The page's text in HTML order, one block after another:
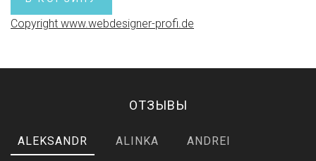
Copyright www.webdesigner-profi.de
ОТЗЫВЫ
ALEKSANDR ALINKA ANDREI